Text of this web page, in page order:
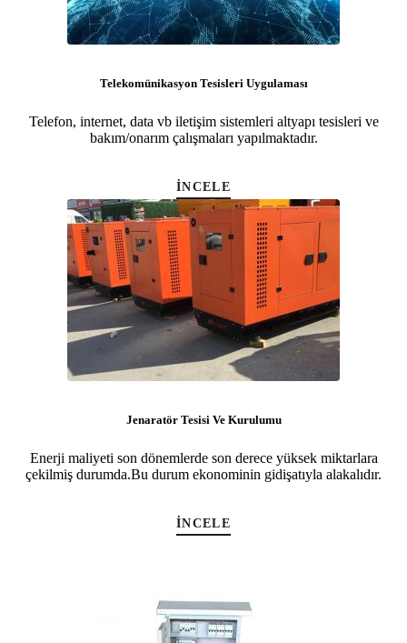
Telekomünikasyon Tesisleri Uygulaması
Telefon, internet, data vb iletişim sistemleri altyapı tesisleri ve
bakım/onarım çalışmaları yapılmaktadır.
İNCELE
Jenaratör Tesisi Ve Kurulumu
Enerji maliyeti son dönemlerde son derece yüksek miktarlara
çekilmiş durumda.Bu durum ekonominin gidişatıyla alakalıdır.
İNCELE